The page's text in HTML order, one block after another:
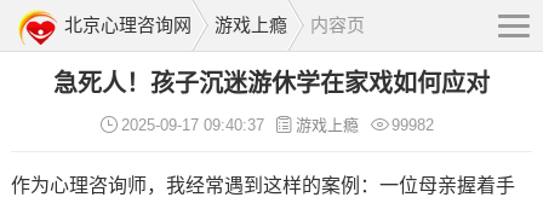
北京心理咨询网 游戏上瘾 内容页
急死人！孩子沉迷游休学在家戏如何应对
2025-09-17 09:40:37 游戏上瘾 99982
作为心理咨询师，我经常遇到这样的案例：一位母亲握着手